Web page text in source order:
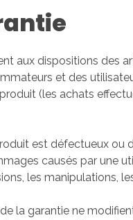
aux dispositions des
et des
(les achats
est défectueux ou
causés par une
les manipulations,
la garantie ne